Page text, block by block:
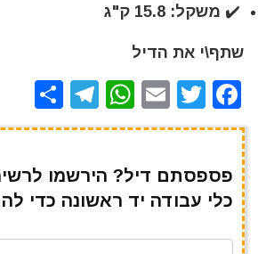
✔️ משקל: 15.8 ק"ג
שתף\י את הדיל
F
a
e
b
o
T
w
te
r
E
m
l
W
h
s
A
p
T
el
gr
a
m
h
e
פספסתם דיל? הירשמו
כלי עבודה יד ראשונה כדי